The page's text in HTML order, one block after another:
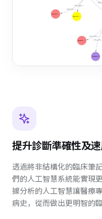
提升診斷準確性及
透過將非結構化的臨床筆
們的人工智慧系統能實現
據分析的人工智慧讓醫療
病史，從而做出更明智的臨